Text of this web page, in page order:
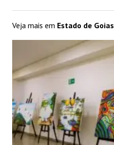
Veja mais em Estado de Goias